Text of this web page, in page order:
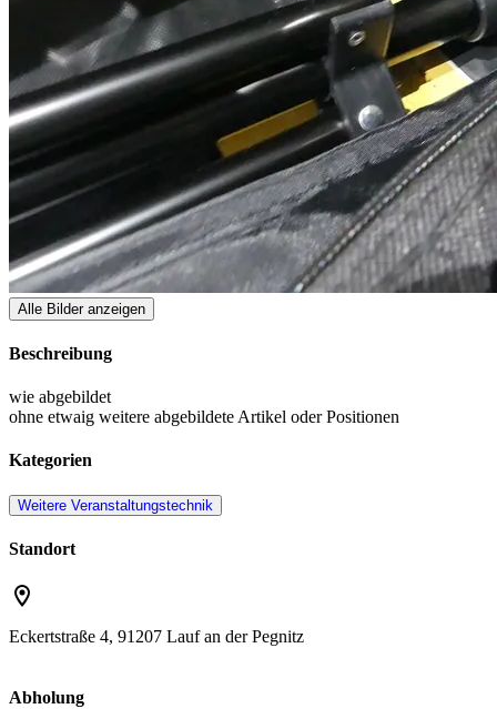
Alle Bilder anzeigen
Beschreibung
wie abgebildet
ohne etwaig weitere abgebildete Artikel oder Positionen
Kategorien
Weitere Veranstaltungstechnik
Standort
Eckertstraße 4, 91207 Lauf an der Pegnitz
Abholung